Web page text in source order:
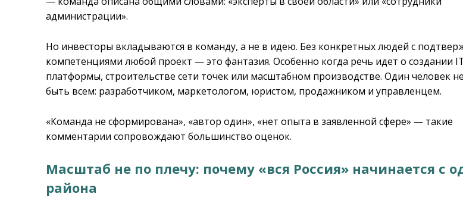
администрации».
Но инвесторы вкладываются в команду, а не в идею. Без конкретных людей с
компетенциями любой проект — это фантазия. Особенно когда речь идет о создании
платформы, строительстве сети точек или масштабном производстве. Один человек
быть всем: разработчиком, маркетологом, юристом, продажником и управленцем.
«Команда не сформирована», «автор один», «нет опыта в заявленной сфере» — такие
комментарии сопровождают большинство оценок.
Масштаб не по плечу: почему «вся Россия» начинается с
района